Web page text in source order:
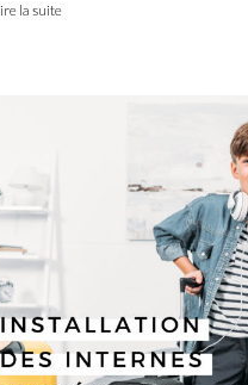
la suite